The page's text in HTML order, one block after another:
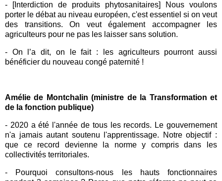
- [Interdiction de produits phytosanitaires] Nous voulons
porter le débat au niveau européen, c'est essentiel si on veut
des transitions. On veut également accompagner les
agriculteurs pour ne pas les laisser sans solution.
- On l’a dit, on le fait : les agriculteurs pourront aussi
bénéficier du nouveau congé paternité !
Amélie de Montchalin (ministre de la Transformation et
de la fonction publique)
- 2020 a été l'année de tous les records. Le gouvernement
n'a jamais autant soutenu l'apprentissage. Notre objectif :
que ce record devienne la norme y compris dans les
collectivités territoriales.
- Pourquoi consultons-nous les hauts fonctionnaires